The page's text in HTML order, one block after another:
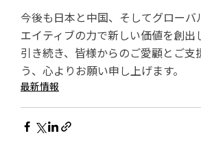
今後も日本と中国、そしてグローバ
エイティブの力で新しい価値を創出
引き続き、皆様からのご愛顧とご支
う、心よりお願い申し上げます。
最新情報